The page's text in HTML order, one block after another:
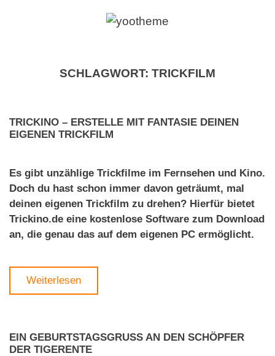
SCHLAGWORT: TRICKFILM
TRICKINO – ERSTELLE MIT FANTASIE DEINEN
EIGENEN TRICKFILM
Es gibt unzählige Trickfilme im Fernsehen und Kino.
Doch du hast schon immer davon geträumt, mal
deinen eigenen Trickfilm zu drehen? Hierfür bietet
Trickino.de eine kostenlose Software zum Download
an, die genau das auf dem eigenen PC ermöglicht.
Weiterlesen
EIN GEBURTSTAGSGRUSS AN DEN SCHÖPFER D
ER TIGERENTE